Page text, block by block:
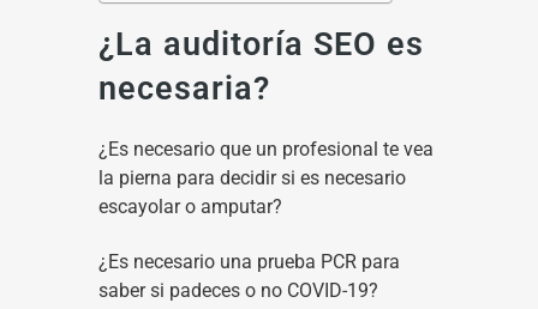
¿La auditoría SEO es
necesaria?
¿Es necesario que un profesional te vea
la pierna para decidir si es necesario
escayolar o amputar?
¿Es necesario una prueba PCR para
saber si padeces o no COVID-19?